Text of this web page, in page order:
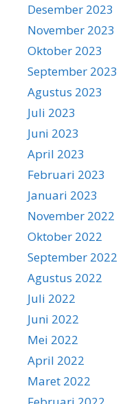
Desember 2023
November 2023
Oktober 2023
September 2023
Agustus 2023
Juli 2023
Juni 2023
April 2023
Februari 2023
Januari 2023
November 2022
Oktober 2022
September 2022
Agustus 2022
Juli 2022
Juni 2022
Mei 2022
April 2022
Maret 2022